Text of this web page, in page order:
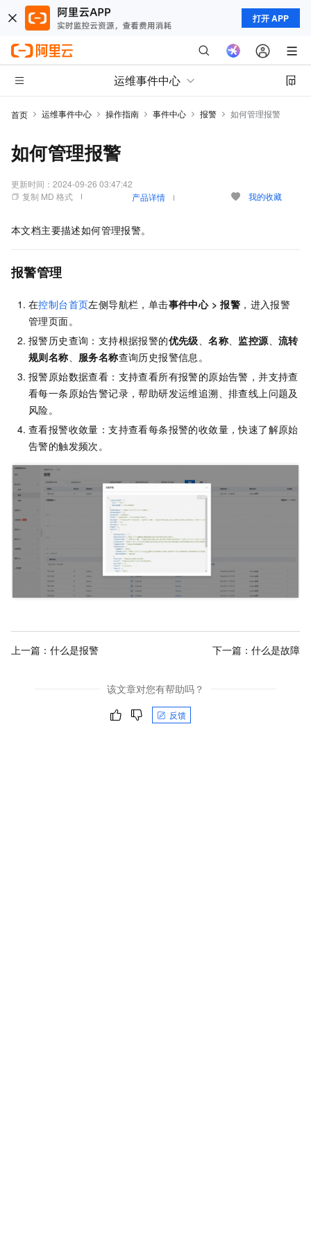
打开 APP
运维事件中心
首页 运维事件中心 操作指南 事件中心 报警 如何管理报警
如何管理报警
更新时间： 2024-09-26 03:47:42
复制 MD 格式
产品详情 我的收藏
本文档主要描述如何管理报警。
报警管理
在控制台首页左侧导航栏，单击事件中心>报警 ，进入报警
管理页面。
报警历史查询：支持根据报警的优先级、名称、 监控源、流转
规则名称、 服务名称查询历史报警信息。
报警原始数据查看：支持查看所有报警的原始告警，并支持查
看每一条原始告警记录，帮助研发运维追溯、排查线上问题及
风险。
查看报警收敛量：支持查看每条报警的收敛量，快速了解原始
告警的触发频次。
上一篇： 什么是报警 下一篇： 什么是故障
该文章对您有帮助吗？
反馈